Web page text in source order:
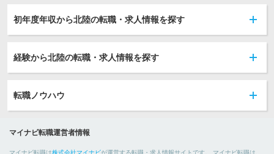
初年度年収から北陸の転職・求人情報を探す
経験から北陸の転職・求人情報を探す
転職ノウハウ
マイナビ転職運営者情報
マイナビ転職は株式会社マイナビが運営する転職・求人情報サイトです。 マイナビ転職は、